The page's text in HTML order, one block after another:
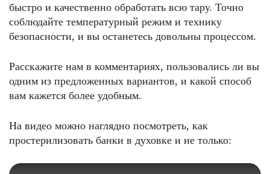
быстро и качественно обработать всю тару. Точно
соблюдайте температурный режим и технику
безопасности, и вы останетесь довольны процессом.
Расскажите нам в комментариях, пользовались ли вы
одним из предложенных вариантов, и какой способ
вам кажется более удобным.
На видео можно наглядно посмотреть, как
простерилизовать банки в духовке и не только: